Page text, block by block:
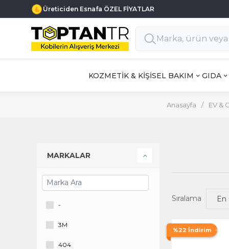
Üreticiden Esnafa ÖZEL FİYATLAR
KOZMETİK & KİŞİSEL BAKIM GIDA
Anasayfa / EV &
Sıralama
%22 İndirim
MARKALAR
-
3M
404